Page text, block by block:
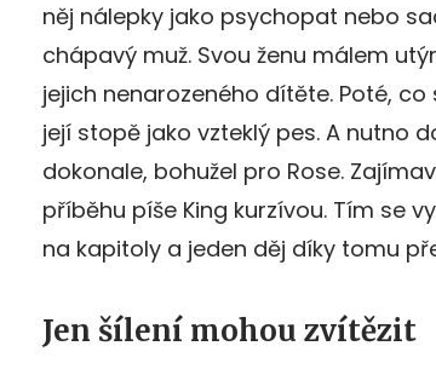
něj nálepky jako psychopat nebo
chápavý muž. Svou ženu málem
jejich nenarozeného dítěte. Poté,
její stopě jako vzteklý pes. A nutno
dokonale, bohužel pro Rose.
příběhu píše King kurzívou. Tím se
na kapitoly a jeden děj díky tomu
Jen šílení mohou zvítězit